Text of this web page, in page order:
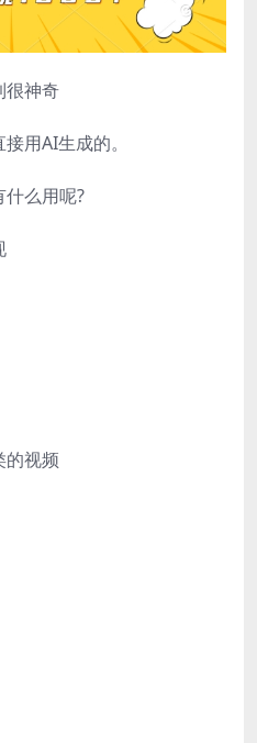
很神奇
用AI生成的。
么用呢?
的视频